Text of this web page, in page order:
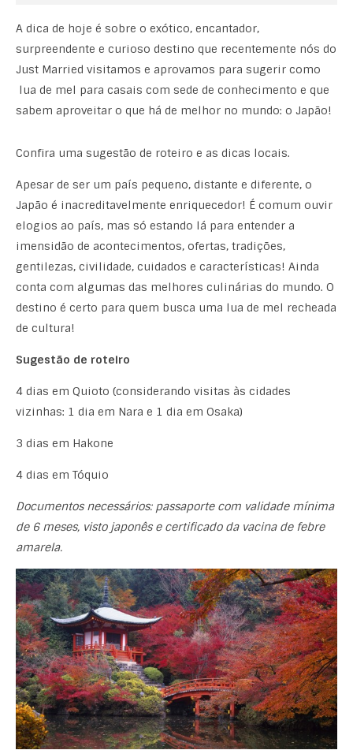
A dica de hoje é sobre o exótico, encantador,
surpreendente e curioso destino que recentemente nós do
Just Married visitamos e aprovamos para sugerir como
lua de mel para casais com sede de conhecimento e que
sabem aproveitar o que há de melhor no mundo: o Japão!
Confira uma sugestão de roteiro e as dicas locais.
Apesar de ser um país pequeno, distante e diferente, o
Japão é inacreditavelmente enriquecedor! É comum ouvir
elogios ao país, mas só estando lá para entender a
imensidão de acontecimentos, ofertas, tradições,
gentilezas, civilidade, cuidados e características! Ainda
conta com algumas das melhores culinárias do mundo. O
destino é certo para quem busca uma lua de mel recheada
de cultura!
Sugestão de roteiro
4 dias em Quioto (considerando visitas às cidades
vizinhas: 1 dia em Nara e 1 dia em Osaka)
3 dias em Hakone
4 dias em Tóquio
Documentos necessários: passaporte com validade mínima
de 6 meses, visto japonês e certificado da vacina de febre
amarela.